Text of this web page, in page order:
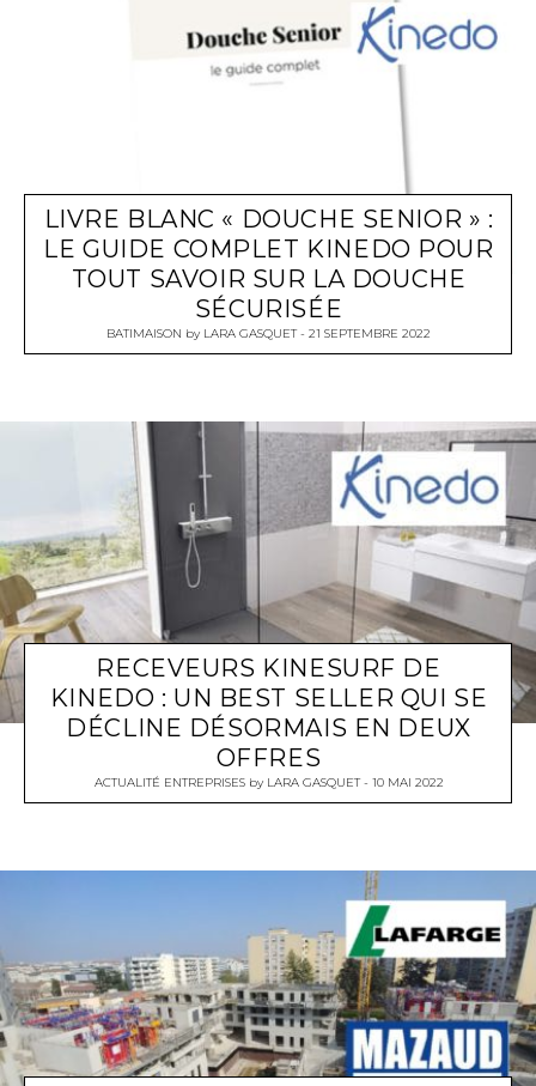
LIVRE BLANC « DOUCHE SENIOR » :
LE GUIDE COMPLET KINEDO POUR
TOUT SAVOIR SUR LA DOUCHE
SÉCURISÉE
BATIMAISON by LARA GASQUET 21 SEPTEMBRE 2022
RECEVEURS KINESURF DE
KINEDO : UN BEST SELLER QUI SE
DÉCLINE DÉSORMAIS EN DEUX
OFFRES
ACTUALITÉ ENTREPRISESby LARA GASQUET 10 MAI 2022